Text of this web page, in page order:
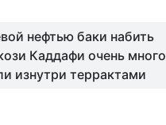
нефтью баки набить
Каддафи очень много
изнутри террактами